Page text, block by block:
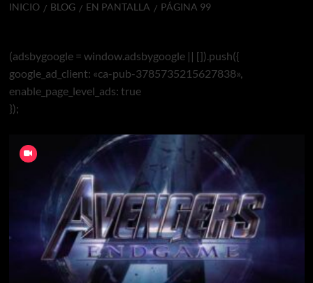
INICIO BLOG EN PANTALLA PÁGINA 99
(adsbygoogle = window.adsbygoogle || []).push({
google_ad_client: «ca-pub-3785735215627838»,
enable_page_level_ads: true
});